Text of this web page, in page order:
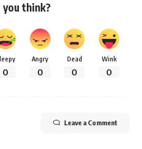
think?
0
Angry
0
Dead
0
Wink
0
Leave a Comment